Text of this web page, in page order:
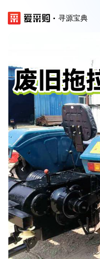
寻源宝典
‹